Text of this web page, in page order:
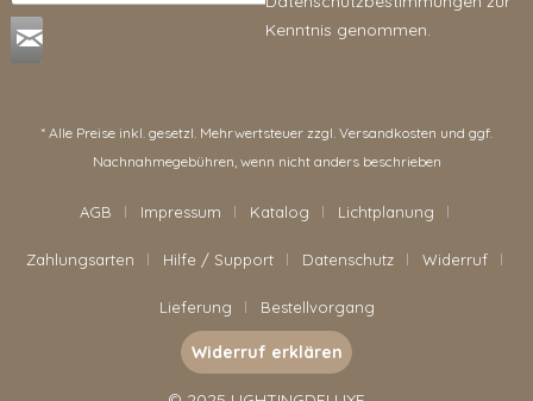
Kenntnis genommen.
* Alle Preise inkl. gesetzl. Mehrwertsteuer zzgl. Versandkosten und ggf.
Nachnahmegebühren, wenn nicht anders beschrieben
AGB Impressum Katalog Lichtplanung
Zahlungsarten Hilfe / Support Datenschutz Widerruf
Lieferung Bestellvorgang
Widerruf erklären